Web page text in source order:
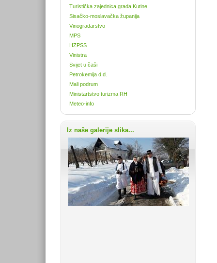
Turistička zajednica grada Kutine
Sisačko-moslavačka županija
Vinogradarstvo
MPS
HZPSS
Vinistra
Svijet u čaši
Petrokemija d.d.
Mali podrum
Ministartstvo turizma RH
Meteo-info
Iz naše galerije slika...